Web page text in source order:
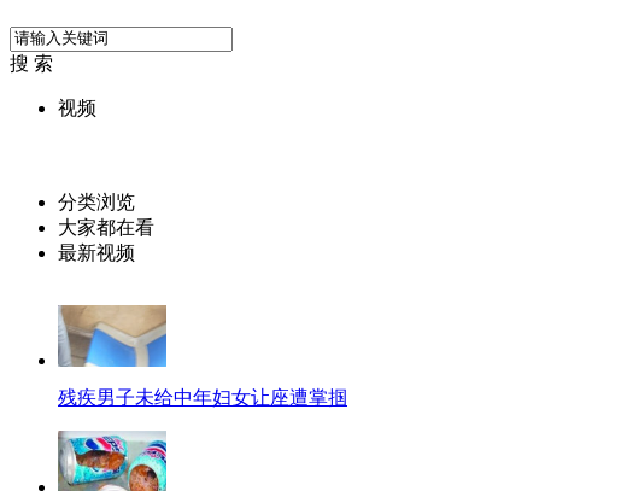
搜 索
视频
分类浏览
大家都在看
最新视频
残疾男子未给中年妇女让座遭掌掴